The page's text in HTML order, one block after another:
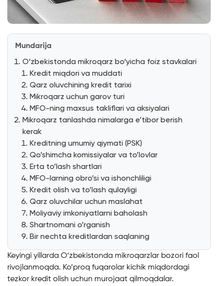
Mundarija
O‘zbekistonda mikroqarz bo‘yicha foiz stavkalari
Kredit miqdori va muddati
Qarz oluvchining kredit tarixi
Mikroqarz uchun garov turi
MFO-ning maxsus takliflari va aksiyalari
Mikroqarz tanlashda nimalarga e’tibor berish
kerak
Kreditning umumiy qiymati (PSK)
Qo’shimcha komissiyalar va to’lovlar
Erta to’lash shartlari
MFO-larning obro’si va ishonchliligi
Kredit olish va to’lash qulayligi
Qarz oluvchilar uchun maslahat
Moliyaviy imkoniyatlarni baholash
Shartnomani o’rganish
Bir nechta kreditlardan saqlaning
Keyingi yillarda O‘zbekistonda mikroqarzlar bozori faol
rivojlanmoqda. Ko’proq fuqarolar kichik miqdordagi
tezkor kredit olish uchun murojaat qilmoqdalar.